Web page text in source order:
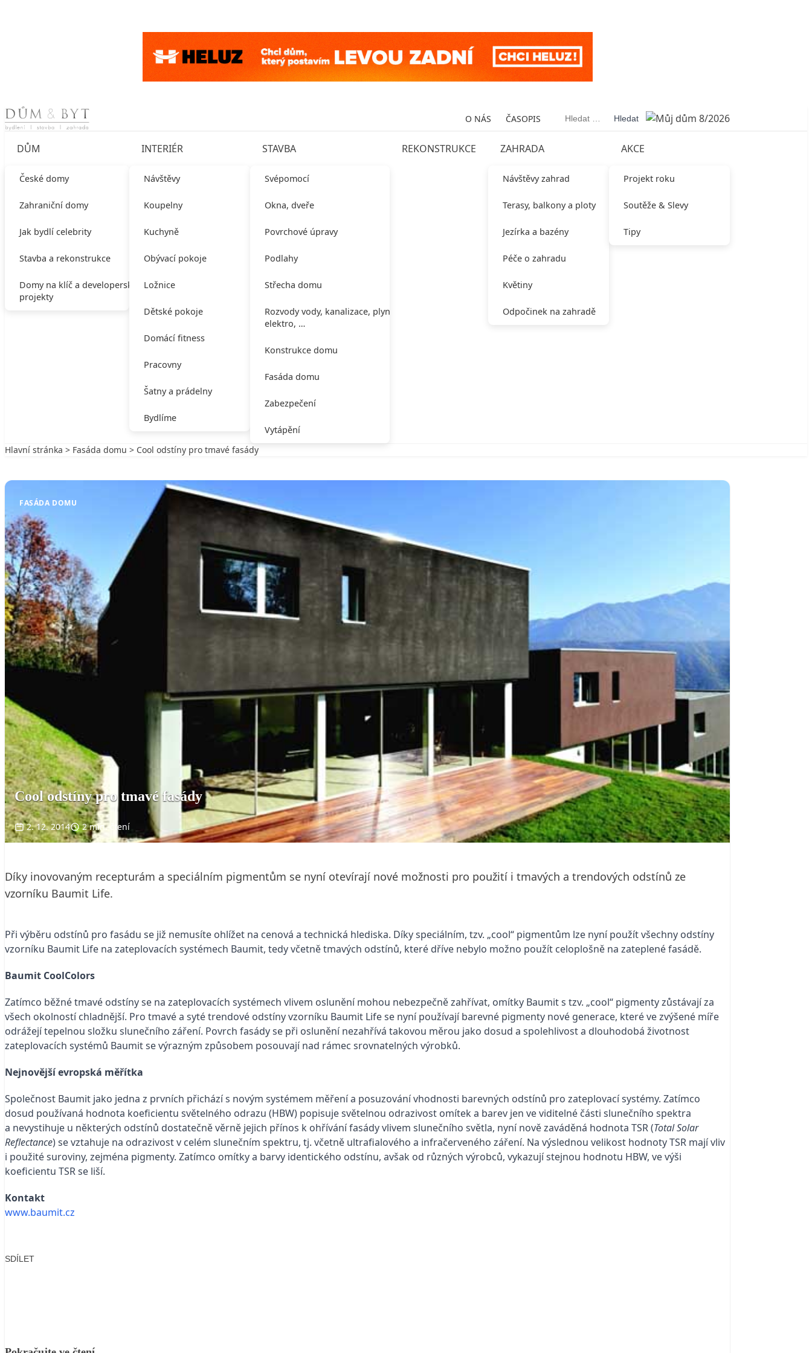
Skip to content O NÁS ČASOPIS Vyhledávání
DŮM
České domy
Zahraniční domy
Jak bydlí celebrity
Stavba a rekonstrukce
Domy na klíč a developerské
projekty
INTERIÉR
Návštěvy
Koupelny
Kuchyně
Obývací pokoje
Ložnice
Dětské pokoje
Domácí fitness
Pracovny
Šatny a prádelny
Bydlíme
STAVBA
Svépomocí
Okna, dveře
Povrchové úpravy
Podlahy
Střecha domu
Rozvody vody, kanalizace, plynu,
elektro, …
Konstrukce domu
Fasáda domu
Zabezpečení
Vytápění
REKONSTRUKCE ZAHRADA
Návštěvy zahrad
Terasy, balkony a ploty
Jezírka a bazény
Péče o zahradu
Květiny
Odpočinek na zahradě
AKCE
Projekt roku
Soutěže & Slevy
Tipy
Hlavní stránka > Fasáda domu > Cool odstíny pro tmavé fasády
FASÁDA DOMU
Cool odstíny pro tmavé fasády
2. 12. 2014 2 min. čtení
Díky inovovaným recepturám a speciálním pigmentům se nyní otevírají nové možnosti pro použití i tmavých a trendových odstínů ze
vzorníku Baumit Life.
Při výběru odstínů pro fasádu se již nemusíte ohlížet na cenová a technická hlediska. Díky speciálním, tzv. „cool“ pigmentům lze nyní použít všechny odstíny
vzorníku Baumit Life na zateplovacích systémech Baumit, tedy včetně tmavých odstínů, které dříve nebylo možno použít celoplošně na zateplené fasádě.
Baumit CoolColors
Zatímco běžné tmavé odstíny se na zateplovacích systémech vlivem oslunění mohou nebezpečně zahřívat, omítky Baumit s tzv. „cool“ pigmenty zůstávají za
všech okolností chladnější. Pro tmavé a syté trendové odstíny vzorníku Baumit Life se nyní používají barevné pigmenty nové generace, které ve zvýšené míře
odrážejí tepelnou složku slunečního záření. Povrch fasády se při oslunění nezahřívá takovou měrou jako dosud a spolehlivost a dlouhodobá životnost
zateplovacích systémů Baumit se výrazným způsobem posouvají nad rámec srovnatelných výrobků.
Nejnovější evropská měřítka
Společnost Baumit jako jedna z prvních přichází s novým systémem měření a posuzování vhodnosti barevných odstínů pro zateplovací systémy. Zatímco
dosud používaná hodnota koeficientu světelného odrazu (HBW) popisuje světelnou odrazivost omítek a barev jen ve viditelné části slunečního spektra
a nevystihuje u některých odstínů dostatečně věrně jejich přínos k ohřívání fasády vlivem slunečního světla, nyní nově zaváděná hodnota TSR (Total Solar
Reflectance) se vztahuje na odrazivost v celém slunečním spektru, tj. včetně ultrafialového a infračerveného záření. Na výslednou velikost hodnoty TSR mají vliv
i použité suroviny, zejména pigmenty. Zatímco omítky a barvy identického odstínu, avšak od různých výrobců, vykazují stejnou hodnotu HBW, ve výši
koeficientu TSR se liší.
Kontakt
www.baumit.cz
SDÍLET